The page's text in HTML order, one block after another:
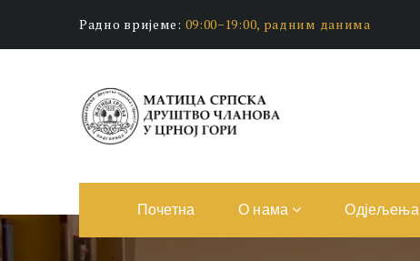
Радно вријеме: 09:00−19:00, радним данима
Почетна О нама Одјељења